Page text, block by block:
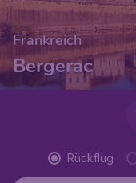
Frankreich
Bergerac
Rückflug